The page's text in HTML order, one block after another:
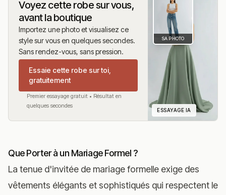
Voyez cette robe sur vous,
avant la boutique
Importez une photo et visualisez ce
style sur vous en quelques secondes.
Sans rendez-vous, sans pression.
Essaie cette robe sur toi,
gratuitement
Premier essayage gratuit • Résultat en
quelques secondes
SA PHOTO
ESSAYAGE IA
Que Porter à un Mariage Formel ?
La tenue d'invitée de mariage formelle exige des
vêtements élégants et sophistiqués qui respectent le